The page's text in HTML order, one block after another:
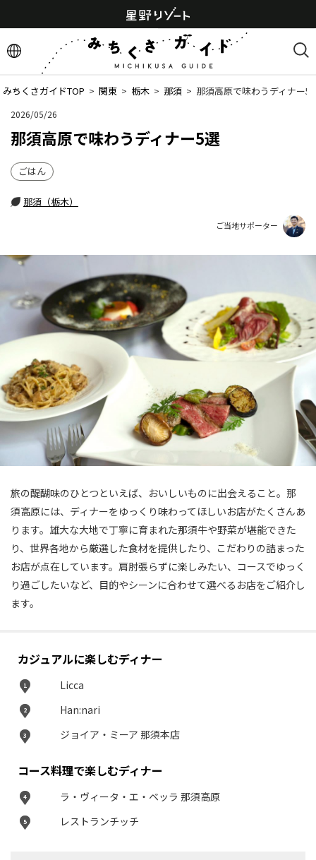
みちくさガイドTOP > 関東 > 栃木 > 那須 > 那須高原で味わうディナー5
2026/05/26
那須高原で味わうディナー5選
ごはん
那須（栃木）
ご当地サポーター
旅の醍醐味のひとつといえば、おいしいものに出会えること。那
須高原には、ディナーをゆっくり味わってほしいお店がたくさんあ
ります。雄大な大地で丁寧に育まれた那須牛や野菜が堪能できた
り、世界各地から厳選した食材を提供したり、こだわりの詰まった
お店が点在しています。肩肘張らずに楽しみたい、コースでゆっく
り過ごしたいなど、目的やシーンに合わせて選べるお店をご紹介し
ます。
カジュアルに楽しむディナー
1 Licca
2 Han:nari
3 ジョイア・ミーア 那須本店
コース料理で楽しむディナー
4 ラ・ヴィータ・エ・ベッラ 那須高原
5 レストランチッチ